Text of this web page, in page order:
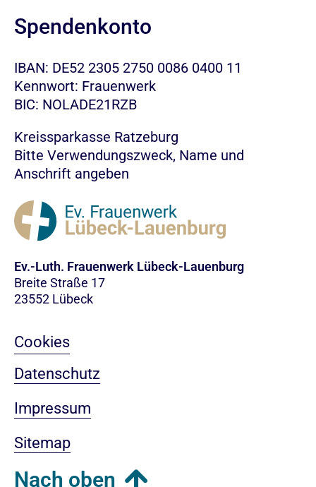
Spendenkonto
IBAN: DE52 2305 2750 0086 0400 11
Kennwort: Frauenwerk
BIC: NOLADE21RZB
Kreissparkasse Ratzeburg
Bitte Verwendungszweck, Name und
Anschrift angeben
Ev.-Luth. Frauenwerk Lübeck-Lauenburg
Breite Straße 17
23552 Lübeck
Cookies
Datenschutz
Impressum
Sitemap
Nach oben